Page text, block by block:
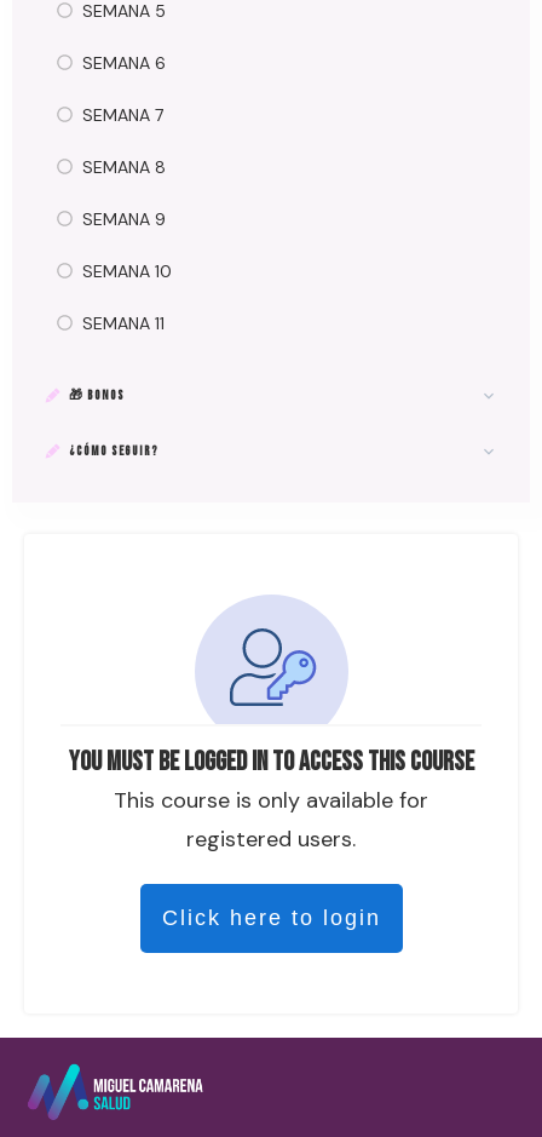
You must be logged in to access this course
This course is only available for
registered users.
Click here to login
SEMANA 5
SEMANA 6
SEMANA 7
SEMANA 8
SEMANA 9
SEMANA 10
SEMANA 11
🎁 BONOS
¿CÓMO SEGUIR?